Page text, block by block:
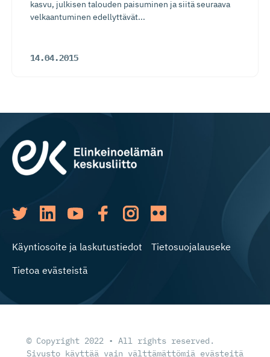
kasvu, julkisen talouden paisuminen ja siitä seuraava
velkaantuminen edellyttävät...
14.04.2015
Käyntiosoite ja laskutustiedot
Tietosuojalauseke
Tietoa evästeistä
© Copyright 2022 • All rights reserved.
Sivusto käyttää vain välttämättömiä evästeitä